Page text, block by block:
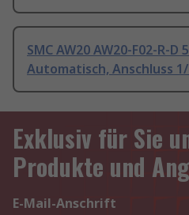
SMC AW20 AW20-F02-R-
Automatisch, Anschluss
Exklusiv für Sie
Produkte und
E-Mail-Anschrift